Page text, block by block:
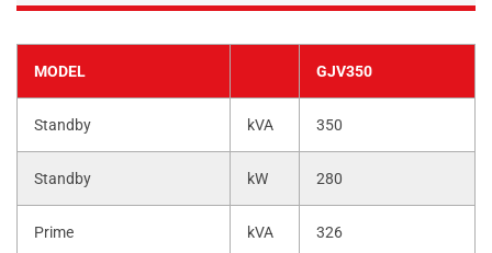
MODEL GJV350
Standby kVA 350
Standby kW 280
Prime kVA 326